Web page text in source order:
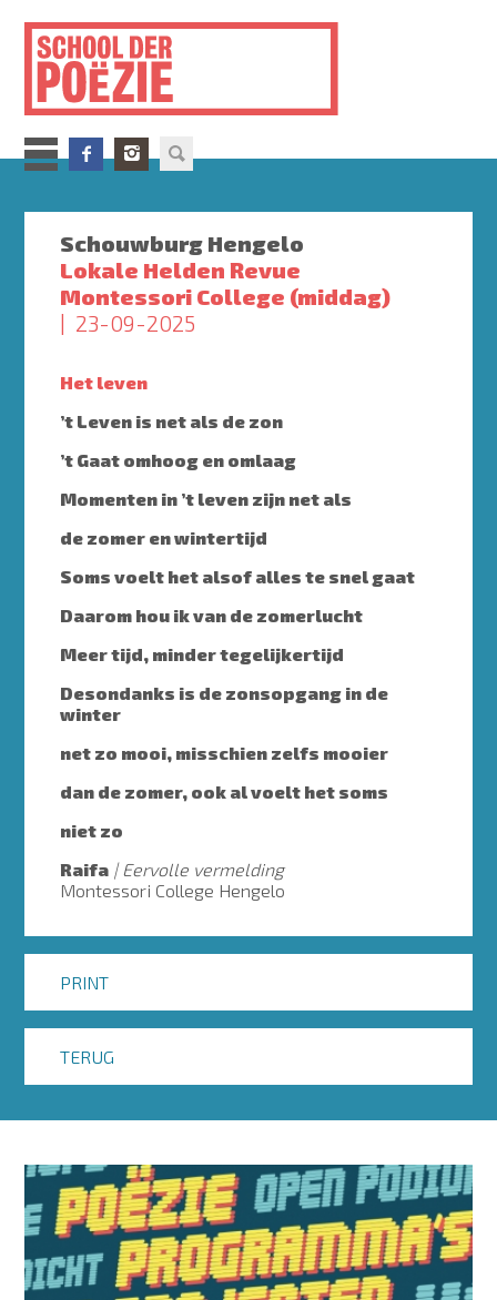
inhoud
gaan
Schouwburg Hengelo
Lokale Helden Revue
Montessori College (middag)
23-09-2025
Het leven
’t Leven is net als de zon
’t Gaat omhoog en omlaag
Momenten in ’t leven zijn net als
de zomer en wintertijd
Soms voelt het alsof alles te snel gaat
Daarom hou ik van de zomerlucht
Meer tijd, minder tegelijkertijd
Desondanks is de zonsopgang in de
winter
net zo mooi, misschien zelfs mooier
dan de zomer, ook al voelt het soms
niet zo
Raifa
Eervolle vermelding
Montessori College Hengelo
PRINT
TERUG